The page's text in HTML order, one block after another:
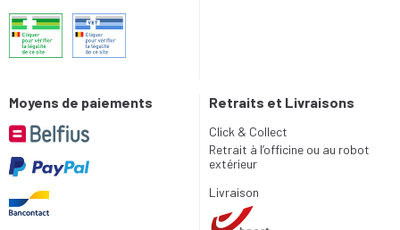
Moyens de paiements Retraits et Livraisons
Click & Collect
Retrait à l’officine ou au robot
extérieur
Livraison